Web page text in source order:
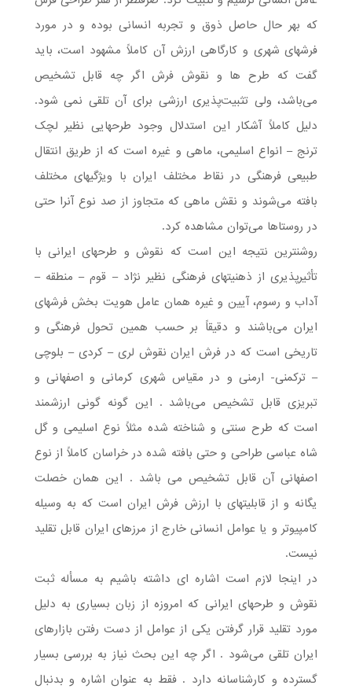
که بهر حال حاصل ذوق و تجربه انسانی بوده و در مورد
فرشهای شهری و کارگاهی ارزش آن کاملاً مشهود است، باید
گفت که طرح ها و نقوش فرش اگر چه قابل تشخیص
می‌باشد، ولی تثبیت‌پذیری ارزشی برای آن تلقی نمی شود.
دلیل کاملاً آشکار این استدلال وجود طرحهایی نظیر لچک
ترنج – انواع اسلیمی، ماهی و غیره است که از طریق انتقال
طبیعی فرهنگی در نقاط مختلف ایران با ویژگیهای مختلف
بافته می‌شوند و نقش ماهی که متجاوز از صد نوع آنرا حتی
در روستاها می‌توان مشاهده کرد.
روشنترین نتیجه این است که نقوش و طرحهای ایرانی با
تأثیر‌پذیری از ذهنیتهای فرهنگی نظیر نژاد – قوم – منطقه –
آداب و رسوم، آیین و غیره همان عامل هویت بخش فرشهای
ایران می‌باشند و دقیقاً بر حسب همین تحول فرهنگی و
تاریخی است که در فرش ایران نقوش لری – کردی – بلوچی
– ترکمنی- ارمنی و در مقیاس شهری کرمانی و اصفهانی و
تبریزی قابل تشخیص می‌باشد . این گونه گونی ارزشمند
است که طرح سنتی و شناخته شده مثلاً نوع اسلیمی و گل
شاه عباسی طراحی و حتی بافته شده در خراسان کاملاً از نوع
اصفهانی آن قابل تشخیص می باشد . این همان خصلت
یگانه و از قابلیتهای با ارزش فرش ایران است که به وسیله
کامپیوتر و یا عوامل انسانی خارج از مرزهای ایران قابل تقلید
نیست.
در اینجا لازم است اشاره ای داشته باشیم به مسأله ثبت
نقوش و طرحهای ایرانی که امروزه از زبان بسیاری به دلیل
مورد تقلید قرار گرفتن یکی از عوامل از دست رفتن بازارهای
ایران تلقی می‌شود . اگر چه این بحث نیاز به بررسی بسیار
گسترده و کارشناسانه دارد . فقط به عنوان اشاره و بدنبال